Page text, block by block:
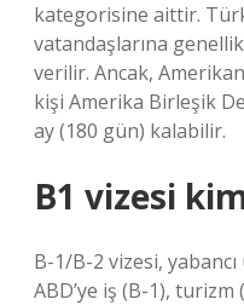
kategorisine aittir.
vatandaşlarına
verilir. Ancak,
kişi Amerika Birleşik
ay (180 gün) kalabilir.
B1 vizesi
B-1/B-2 vizesi,
ABD’ye iş (B-1),